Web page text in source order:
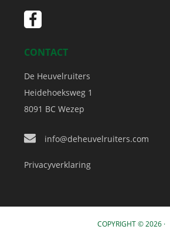
CONTACT
De Heuvelruiters
Heidehoeksweg 1
8091 BC Wezep
info@deheuvelruiters.com
Privacyverklaring
COPYRIGHT © 2026 ·